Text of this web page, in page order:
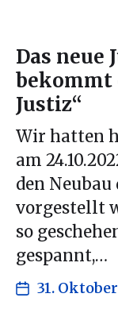
Das neue
bekommt
Justiz“
Wir hatten
am
den
vorgestellt
so
gespannt,…
31.